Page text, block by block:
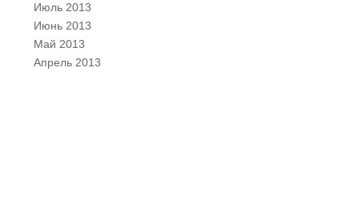
Июль 2013
Июнь 2013
Май 2013
Апрель 2013